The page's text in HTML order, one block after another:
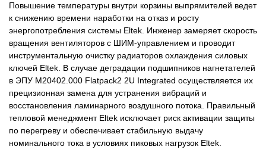
Повышение температуры внутри корзины выпрямителей ведет
к снижению времени наработки на отказ и росту
энергопотребления системы Eltek. Инженер замеряет скорость
вращения вентиляторов с ШИМ-управлением и проводит
инструментальную очистку радиаторов охлаждения силовых
ключей Eltek. В случае деградации подшипников нагнетателей
в ЭПУ M20402.000 Flatpack2 2U Integrated осуществляется их
прецизионная замена для устранения вибраций и
восстановления ламинарного воздушного потока. Правильный
тепловой менеджмент Eltek исключает риск активации защиты
по перегреву и обеспечивает стабильную выдачу
номинального тока в условиях пиковых нагрузок Eltek.